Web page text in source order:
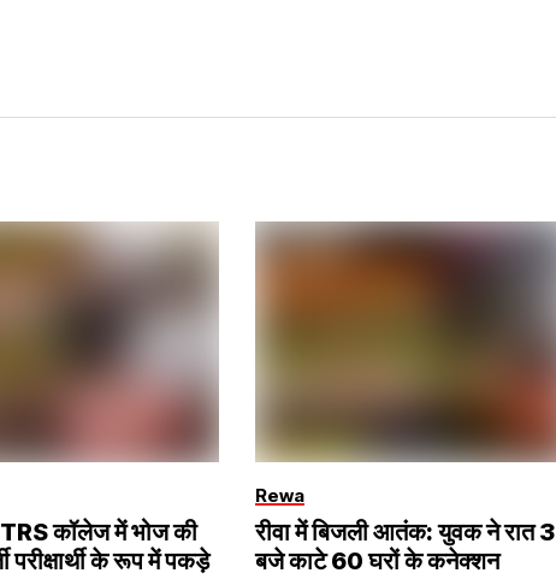
TRS कॉलेज में भोज की
परीक्षार्थी के रूप में पकड़े
Rewa
रीवा में बिजली आतंक: युवक ने रात 3
बजे काटे 60 घरों के कनेक्शन